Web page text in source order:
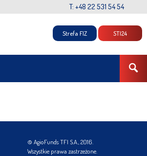
T: +48 22 531 54 54
Strefa FIZ STI24
© AgioFunds TFI S.A., 2016.
Wszystkie prawa zastrzeżone.